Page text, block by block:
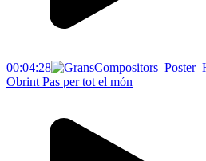
00:04:28
Obrint Pas per tot el món